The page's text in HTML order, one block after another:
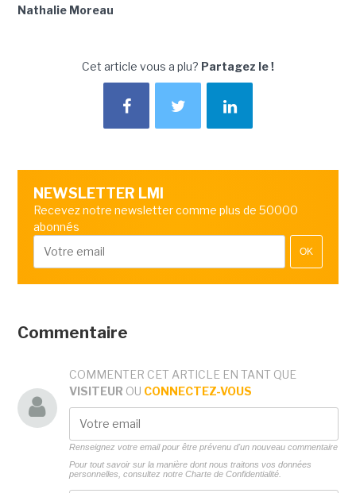
Nathalie Moreau
Cet article vous a plu? Partagez le !
NEWSLETTER LMI
Recevez notre newsletter comme plus de 50000
abonnés
OK
Commentaire
COMMENTER CET ARTICLE EN TANT QUE
VISITEUR OU CONNECTEZ-VOUS
Renseignez votre email pour être prévenu d'un nouveau commentaire
Pour tout savoir sur la manière dont nous traitons vos données
personnelles, consultez notre Charte de Confidentialité.